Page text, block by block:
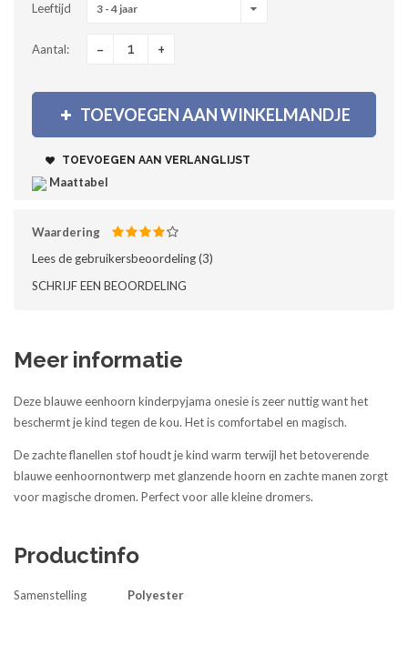
Leeftijd 3 - 4 jaar
Aantal: - +
TOEVOEGEN AAN WINKELMANDJE
TOEVOEGEN AAN VERLANGLIJST
Maattabel
Waardering
Lees de gebruikersbeoordeling (3)‎
SCHRIJF EEN BEOORDELING
Meer informatie
Deze blauwe eenhoorn kinderpyjama onesie is zeer nuttig want het
beschermt je kind tegen de kou. Het is comfortabel en magisch.
De zachte flanellen stof houdt je kind warm terwijl het betoverende
blauwe eenhoornontwerp met glanzende hoorn en zachte manen zorgt
voor magische dromen. Perfect voor alle kleine dromers.
Productinfo
Samenstelling Polyester